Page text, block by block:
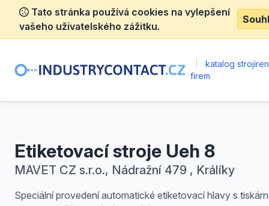
Tato stránka používá cookies na vylepšení
vašeho uživatelského zážitku.
katalog
firem
Etiketovací stroje Ueh 8
MAVET CZ s.r.o., Nádražní 479 , Králíky
Speciální provedení automatické etiketovací hlavy s